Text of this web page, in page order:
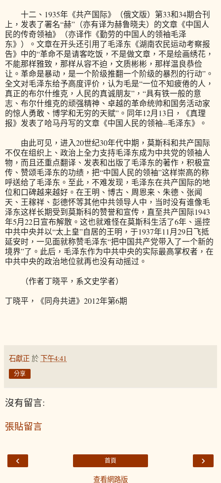
十二、1935年《共产国际》（俄文版）第33和34期合刊
上，发表了署名“赫”（亦有译为赫鲁晓夫）的文章《中国人
民的传奇领袖》（亦译作《勤劳的中国人的领袖毛泽
东》）。文章在开头还引用了毛泽东《湖南农民运动考察报
告》中的“革命不是请客吃饭，不是做文章，不是绘画绣花，
不能那样雅致，那样从容不迫，文质彬彬，那样温良恭俭
让。革命是暴动，是一个阶级推翻一个阶级的暴烈的行动”。
全文对毛泽东给予高度评价，认为毛是“一位不知疲倦的人，
真正的布尔什维克，人民的真诚朋友”，“具有铁一般的意
志、布尔什维克的顽强精神、卓越的革命统帅和国务活动家
的惊人勇敢、博学和无穷的天赋”。同年12月13日，《真理
报》发表了哈马丹写的文章《中国人民的领袖--毛泽东》。
由此可见，进入20世纪30年代中期，莫斯科和共产国际
不仅在组织上、政治上全力支持毛泽东成为中共党的领袖人
物，而且还重点翻译、发表和出版了毛泽东的著作，积极宣
传、赞颂毛泽东的功绩，把“中国人民的领袖”这样崇高的称
呼送给了毛泽东。至此，不难发现，毛泽东在共产国际的地
位和口碑越来越好。在王明、博古、周恩来、朱德、张闻
天、王稼祥、彭德怀等其他中共领导人中，当时没有谁像毛
泽东这样长期受到莫斯科的赞誉和宣传，直至共产国际1943
年5月22日宣布解散。这也就难怪在莫斯科生活了6年、遥控
中共中央并以“太上皇”自居的王明，于1937年11月29日飞抵
延安时，一见面就称赞毛泽东“把中国共产党带入了一个新的
境界”了。此后，毛泽东作为中共中央的实际最高掌权者，在
中共中央的政治地位就再也没有动摇过。
（作者丁晓平，系文史学者）
丁晓平，《同舟共进》2012年第6期
石獻正 於 下午4:41
分享
沒有留言:
張貼留言
‹ ›
首頁
查看網路版